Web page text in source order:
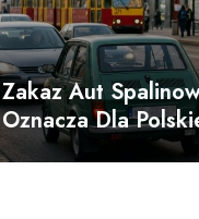
Zakaz Aut
Oznacza Dla